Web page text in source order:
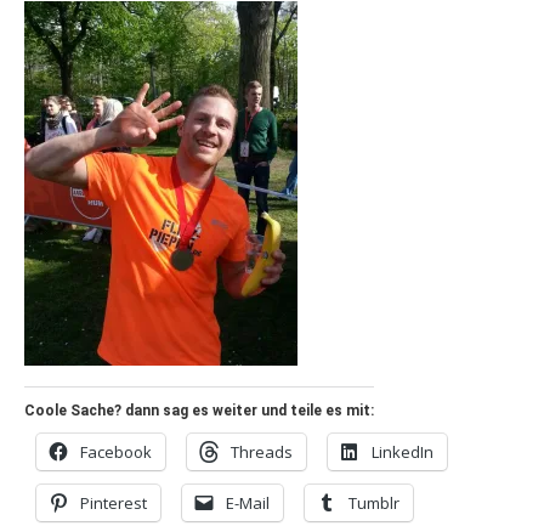
Coole Sache? dann sag es weiter und teile es mit:
Facebook Threads LinkedIn
Pinterest E-Mail Tumblr